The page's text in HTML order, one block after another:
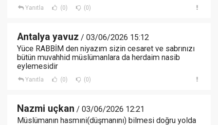
Yanıtla (0) (0)
Antalya yavuz / 03/06/2026 15:12
Yüce RABBİM den niyazım sizin cesaret ve sabrınızı
bütün muvahhid müslümanlara da herdaim nasib
eylemesidir
Yanıtla (0) (0)
Nazmi uçkan / 03/06/2026 12:21
Müslümanın hasmıni(düşmanını) bilmesi doğru yolda